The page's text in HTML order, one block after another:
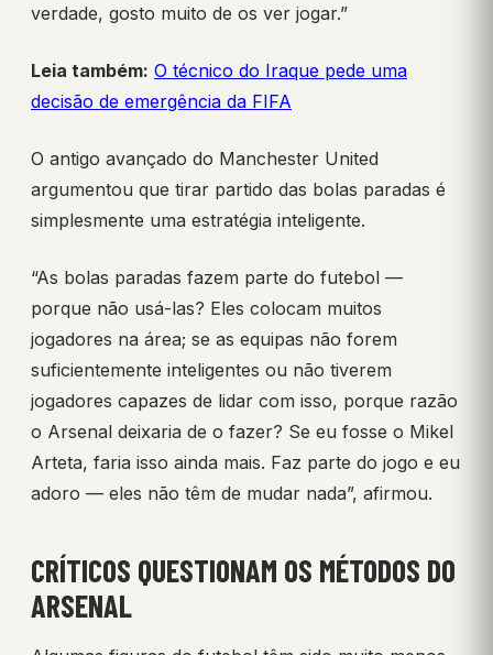
verdade, gosto muito de os ver jogar.”
Leia também: O técnico do Iraque pede uma
decisão de emergência da FIFA
O antigo avançado do Manchester United
argumentou que tirar partido das bolas paradas é
simplesmente uma estratégia inteligente.
“As bolas paradas fazem parte do futebol —
porque não usá-las? Eles colocam muitos
jogadores na área; se as equipas não forem
suficientemente inteligentes ou não tiverem
jogadores capazes de lidar com isso, porque razão
o Arsenal deixaria de o fazer? Se eu fosse o Mikel
Arteta, faria isso ainda mais. Faz parte do jogo e eu
adoro — eles não têm de mudar nada”, afirmou.
CRÍTICOS QUESTIONAM OS MÉTODOS DO
ARSENAL